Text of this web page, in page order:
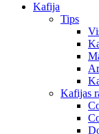
Kafija
Tips
Kafijas